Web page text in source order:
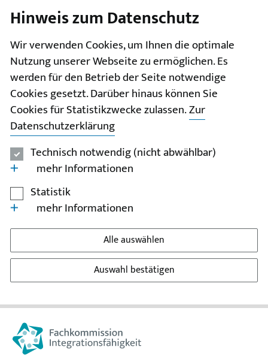
II
III
IV
V
Hinweis zum Datenschutz
Wir verwenden Cookies, um Ihnen die optimale
Nutzung unserer Webseite zu ermöglichen. Es
werden für den Betrieb der Seite notwendige
Cookies gesetzt. Darüber hinaus können Sie
Cookies für Statistikzwecke zulassen.Zur
Datenschutzerklärung
Technisch notwendig (nicht abwählbar)
mehr Informationen
Statistik
mehr Informationen
Alle auswählen
Auswahl bestätigen